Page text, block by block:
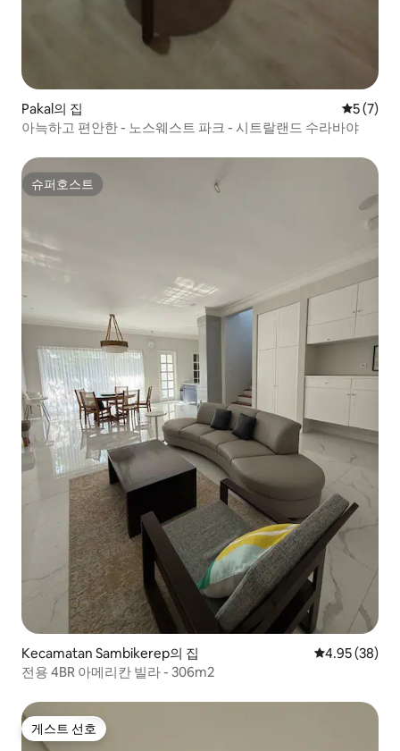
Pakal의 집 평점 5점
5 (7)
아늑하고 편안한 - 노스웨스트 파크 - 시트랄랜드 수라바야
슈퍼호스트
슈퍼호스트
Kecamatan Sambikerep의 집 평점 4.95점(5
4.95 (38)
전용 4BR 아메리칸 빌라 - 306m2
게스트 선호
게스트 선호